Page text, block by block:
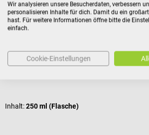
Parker Laboratories
Signaspray Elektrodenspray
Kontaktspray für Saugelektroden
Inhalt:250 ml (Flasche)
Wir analysieren unsere Besucherdaten, verbessern
personalisieren Inhalte für dich. Damit du ein
hast. Für weitere Informationen öffne bitte die
einfach.
Cookie-Einstellungen